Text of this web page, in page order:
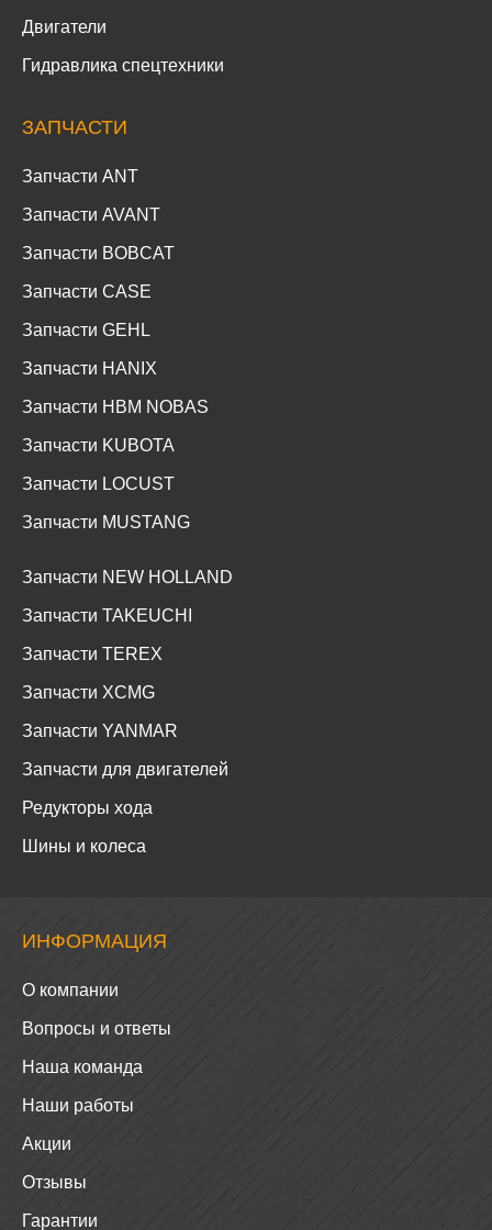
Двигатели
Гидравлика спецтехники
ЗАПЧАСТИ
Запчасти ANT
Запчасти AVANT
Запчасти BOBCAT
Запчасти CASE
Запчасти GEHL
Запчасти HANIX
Запчасти HBM NOBAS
Запчасти KUBOTA
Запчасти LOCUST
Запчасти MUSTANG
Запчасти NEW HOLLAND
Запчасти TAKEUCHI
Запчасти TEREX
Запчасти XCMG
Запчасти YANMAR
Запчасти для двигателей
Редукторы хода
Шины и колеса
ИНФОРМАЦИЯ
О компании
Вопросы и ответы
Наша команда
Наши работы
Акции
Отзывы
Гарантии